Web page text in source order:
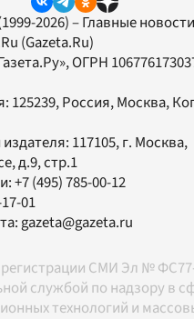
2026) – Главные
(Gazeta.Ru)
, ОГРН
125239, Россия, Москва,
117105, г. Москва,
д.9, стр.1
+7 (495) 785-00-12
01
gazeta@gazeta.ru
СМИ Эл №
службой по надзору в
технологий и